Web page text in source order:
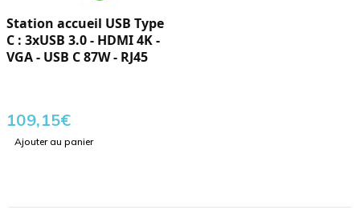
Station accueil USB Type
C : 3xUSB 3.0 - HDMI 4K -
VGA - USB C 87W - RJ45
109,15€
Ajouter au panier